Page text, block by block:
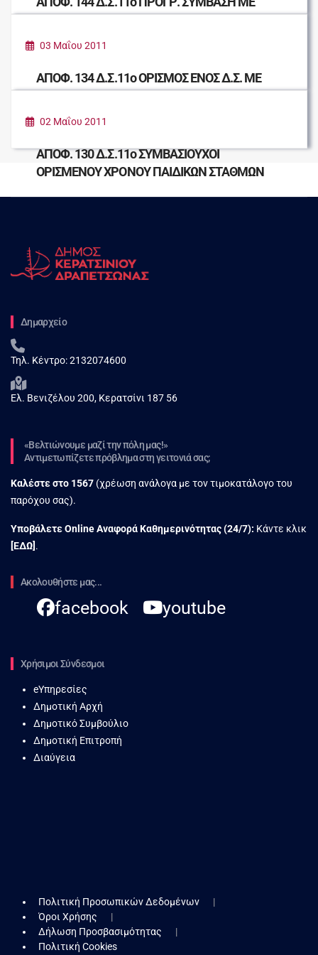
- ΜΕΤΑΦΟΡΤΩΣΗΣ ΟΓΚΟΔΩΝ ΑΠΟΡ
03 Μαΐου 2011
ΑΠΟΦ. 134 Δ.Σ.11ο ΟΡΙΣΜΟΣ ΕΝΟΣ Δ.Σ. ΜΕ
ΑΣΚΗΣΗΣ ΥΠΑΙΘΡΙΩΝ ΔΡΑΣΤΗΡΙΟΤΗΤΩΝ
02 Μαΐου 2011
ΑΠΟΦ. 130 Δ.Σ.11ο ΣΥΜΒΑΣΙΟΥΧΟΙ
ΟΡΙΣΜΕΝΟΥ ΧΡΟΝΟΥ ΠΑΙΔΙΚΩΝ ΣΤΑΘΜΩΝ
Δημαρχείο
Τηλ. Κέντρο:2132074600
Ελ. Βενιζέλου 200, Κερατσίνι 187 56
«Βελτιώνουμε μαζί την πόλη μας!»
Αντιμετωπίζετε πρόβλημα στη γειτονιά σας;
Καλέστε στο 1567 (χρέωση ανάλογα με τον τιμοκατάλογο του
παρόχου σας).
Υποβάλετε Online Αναφορά Kαθημερινότητας (24/7): Κάντε κλικ
[ΕΔΩ] .
Ακολουθήστε μας...
facebook youtube
Χρήσιμοι Σύνδεσμοι
eΥπηρεσίες
Δημοτική Αρχή
Δημοτικό Συμβούλιο
Δημοτική Επιτροπή
Διαύγεια
Πολιτική Προσωπικών Δεδομένων
Όροι Χρήσης
Δήλωση Προσβασιμότητας
Πολιτική Cookies